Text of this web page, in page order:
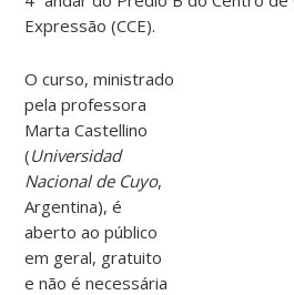
Expressão (CCE).
O curso, ministrado
pela professora
Marta Castellino
(Universidad
Nacional de Cuyo,
Argentina), é
aberto ao público
em geral, gratuito
e não é necessária